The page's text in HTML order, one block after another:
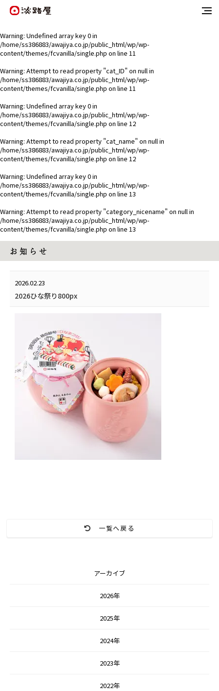
Warning: Undefined array key 0 in
/home/ss386883/awajiya.co.jp/public_html/wp/wp-
content/themes/fcvanilla/single.php on line 11
Warning: Attempt to read property "cat_ID" on null in
/home/ss386883/awajiya.co.jp/public_html/wp/wp-
content/themes/fcvanilla/single.php on line 11
Warning: Undefined array key 0 in
/home/ss386883/awajiya.co.jp/public_html/wp/wp-
content/themes/fcvanilla/single.php on line 12
Warning: Attempt to read property "cat_name" on null in
/home/ss386883/awajiya.co.jp/public_html/wp/wp-
content/themes/fcvanilla/single.php on line 12
Warning: Undefined array key 0 in
/home/ss386883/awajiya.co.jp/public_html/wp/wp-
content/themes/fcvanilla/single.php on line 13
Warning: Attempt to read property "category_nicename" on null in
/home/ss386883/awajiya.co.jp/public_html/wp/wp-
content/themes/fcvanilla/single.php on line 13
お 知 ら せ
2026.02.23
2026ひな祭り800px
一覧へ戻る
アーカイブ
2026年
2025年
2024年
2023年
2022年